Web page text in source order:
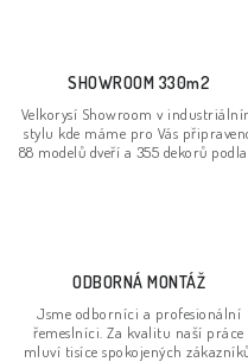
v
y
á
n
SHOWROOM 330m2
Velkorysí Showroom v
stylu kde máme pro Vás
88 modelů dveří a 355 dekorů
ODBORNÁ MONTÁŽ
Jsme odborníci a profesionální
řemeslníci. Za kvalitu naší práce
mluví tisíce spokojených